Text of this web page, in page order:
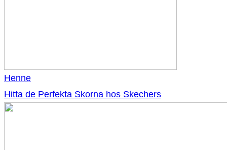
Henne
Hitta de Perfekta Skorna hos Skechers